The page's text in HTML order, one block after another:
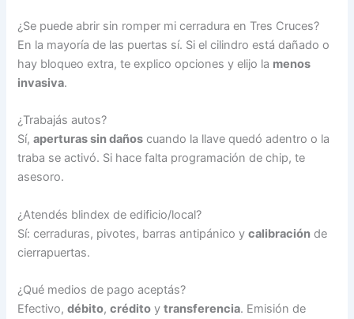
¿Se puede abrir sin romper mi cerradura en Tres Cruces?
En la mayoría de las puertas sí. Si el cilindro está dañado o
hay bloqueo extra, te explico opciones y elijo la menos
invasiva.
¿Trabajás autos?
Sí,aperturas sin daños cuando la llave quedó adentro o la
traba se activó. Si hace falta programación de chip, te
asesoro.
¿Atendés blindex de edificio/local?
Sí: cerraduras, pivotes, barras antipánico ycalibración de
cierrapuertas.
¿Qué medios de pago aceptás?
Efectivo,débito,crédito ytransferencia. Emisión de